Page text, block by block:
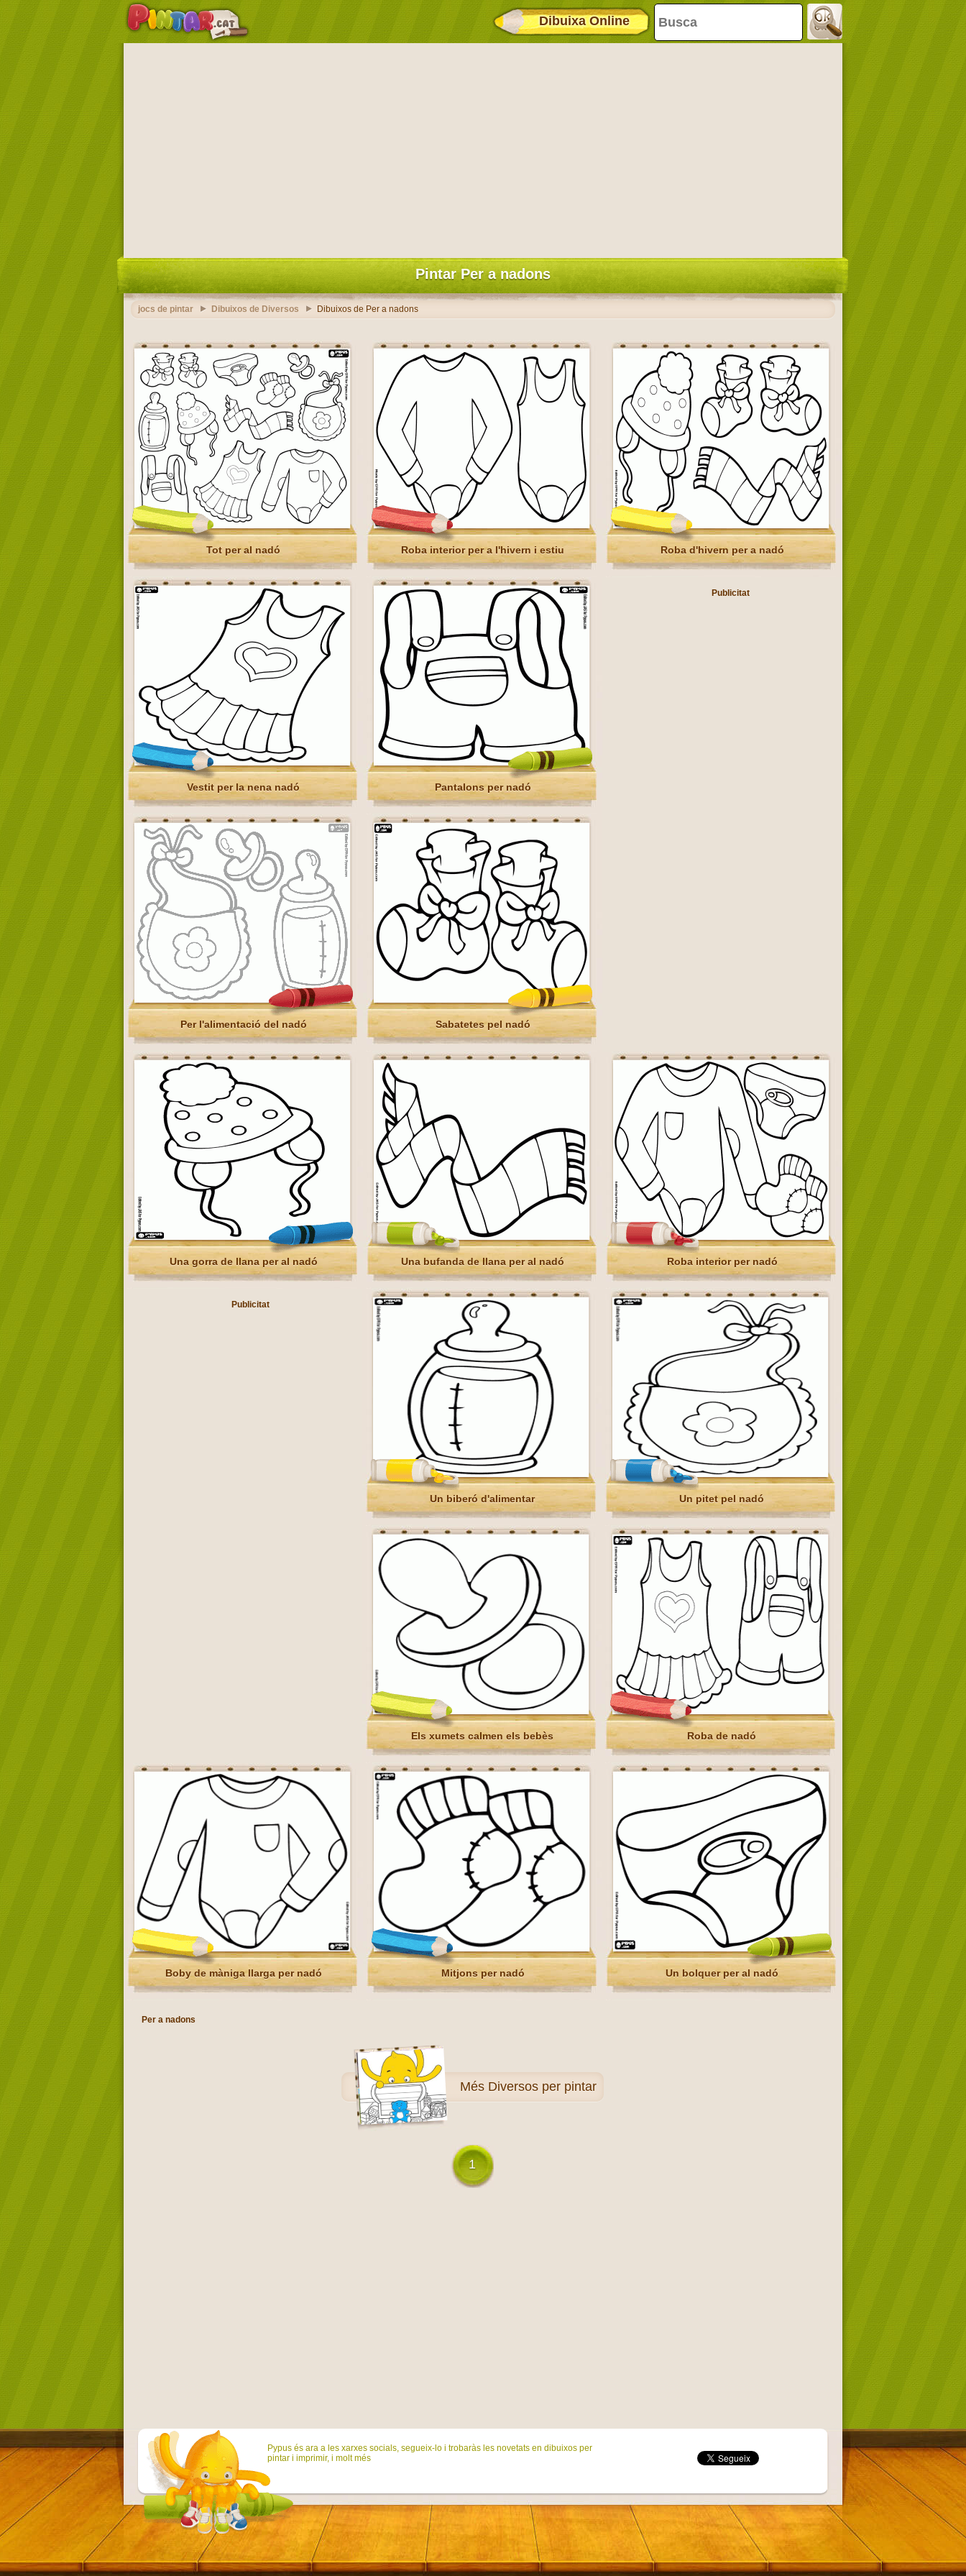
Dibuixa Online
Pintar Per a nadons
jocs de pintar Dibuixos de Diversos Dibuixos de Per a nadons
Tot per al nadó Roba interior per a l'hivern i estiu Roba d'hivern per a nadó
Vestit per la nena nadó Pantalons per nadó
Publicitat
Per l'alimentació del nadó Sabatetes pel nadó
Una gorra de llana per al nadó Una bufanda de llana per al nadó Roba interior per nadó
Publicitat
Un biberó d'alimentar Un pitet pel nadó
Els xumets calmen els bebès Roba de nadó
Boby de màniga llarga per nadó Mitjons per nadó Un bolquer per al nadó
Per a nadons
Més Diversos per pintar
1
Pypus és ara a les xarxes socials, segueix-lo i trobaràs les novetats en dibuixos per
pintar i imprimir, i molt més